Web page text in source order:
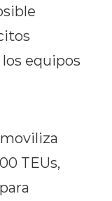
equipos
TEUs,